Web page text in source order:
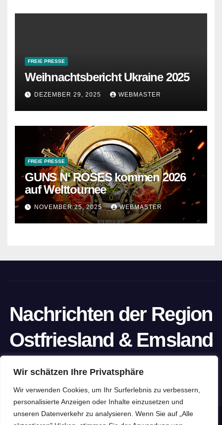
Wir schätzen Ihre Privatsphäre
Wir verwenden Cookies, um Ihr Surferlebnis zu verbessern,
personalisierte Anzeigen oder Inhalte einzusetzen und
unseren Datenverkehr zu analysieren. Wenn Sie auf „Alle
FREIE PRESSE
Weihnachtsbericht Ukraine 2025
DEZEMBER 29, 2025 WEBMASTER
FREIE PRESSE
GUNS N‘ ROSES kommen 2026
auf Welttournee
NOVEMBER 25, 2025 WEBMASTER
Nachrichten der Region
Ostfriesland & Emsland